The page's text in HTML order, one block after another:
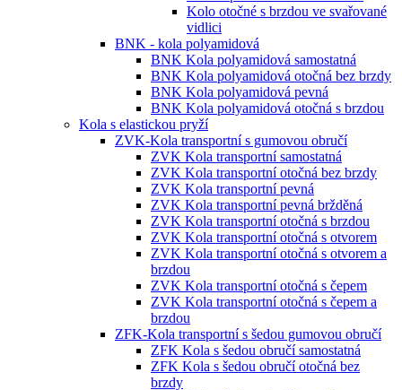
Kolo otočné s brzdou ve svařované
vidlici
BNK - kola polyamidová
BNK Kola polyamidová samostatná
BNK Kola polyamidová otočná bez brzdy
BNK Kola polyamidová pevná
BNK Kola polyamidová otočná s brzdou
Kola s elastickou pryží
ZVK-Kola transportní s gumovou obručí
ZVK Kola transportní samostatná
ZVK Kola transportní otočná bez brzdy
ZVK Kola transportní pevná
ZVK Kola transportní pevná bržděná
ZVK Kola transportní otočná s brzdou
ZVK Kola transportní otočná s otvorem
ZVK Kola transportní otočná s otvorem a
brzdou
ZVK Kola transportní otočná s čepem
ZVK Kola transportní otočná s čepem a
brzdou
ZFK-Kola transportní s šedou gumovou obručí
ZFK Kola s šedou obručí samostatná
ZFK Kola s šedou obručí otočná bez
brzdy